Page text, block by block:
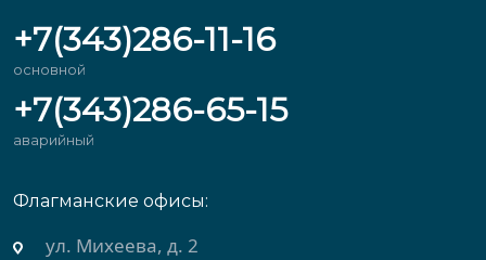
+7(343)286-11-16
основной
+7(343)286-65-15
аварийный
Флагманские офисы:
ул. Михеева, д. 2